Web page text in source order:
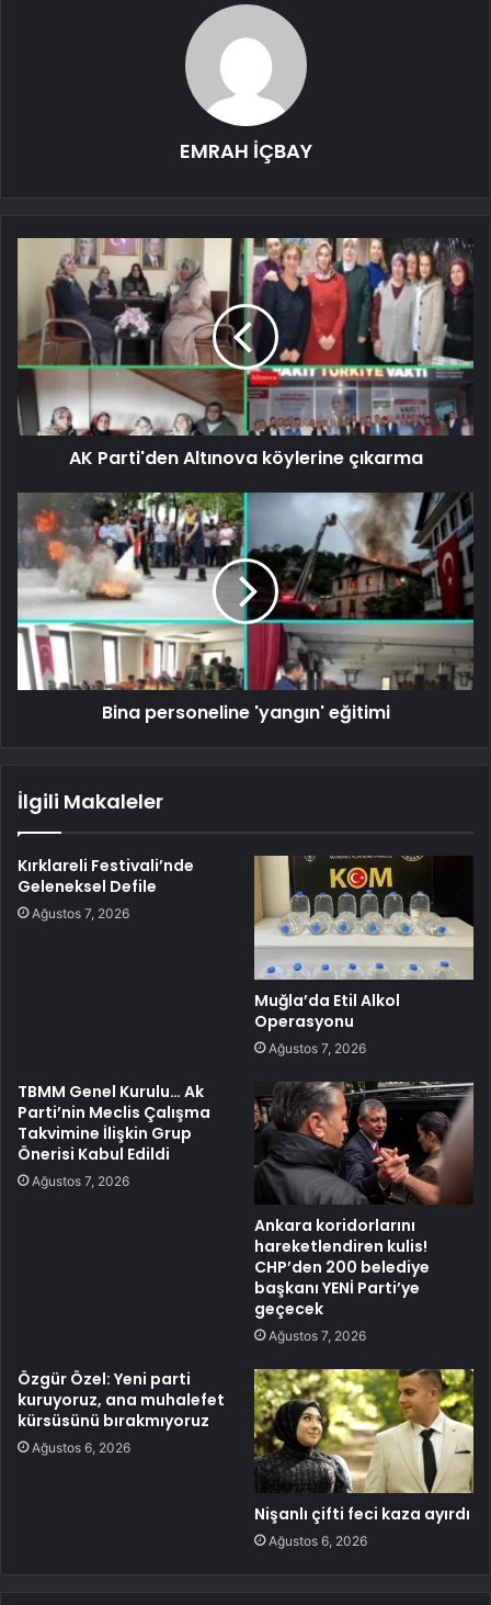
EMRAH İÇBAY
AK Parti'den Altınova köylerine çıkarma
Bina personeline 'yangın' eğitimi
İlgili Makaleler
Kırklareli Festivali’nde
Geleneksel Defile
Ağustos 7, 2026
Muğla’da Etil Alkol
Operasyonu
Ağustos 7, 2026
TBMM Genel Kurulu… Ak
Parti’nin Meclis Çalışma
Takvimine İlişkin Grup
Önerisi Kabul Edildi
Ağustos 7, 2026
Ankara koridorlarını
hareketlendiren kulis!
CHP’den 200 belediye
başkanı YENİ Parti’ye
geçecek
Ağustos 7, 2026
Özgür Özel: Yeni parti
kuruyoruz, ana muhalefet
kürsüsünü bırakmıyoruz
Ağustos 6, 2026
Nişanlı çifti feci kaza ayırdı
Ağustos 6, 2026